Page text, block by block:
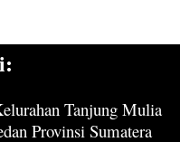
Tanjung Mulia
Provinsi Sumatera